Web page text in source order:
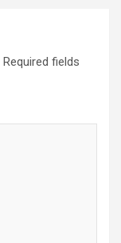
Required fields